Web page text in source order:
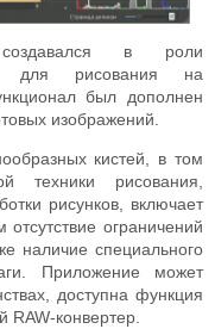
в роли
для рисования на
был дополнен
изображений.
кистей, в том
техники рисования,
рисунков, включает
ограничений
наличие специального
Приложение может
доступна функция
RAW-конвертер.